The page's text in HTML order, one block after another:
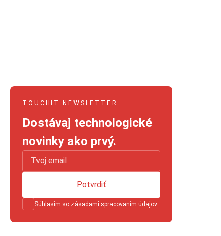
TOUCHIT NEWSLETTER
Dostávaj technologické
novinky ako prvý.
Súhlasím so zásadami spracovaním údajov.
Potvrdiť